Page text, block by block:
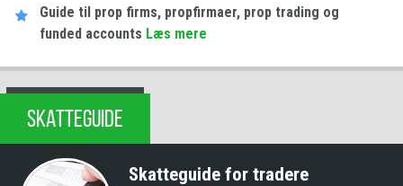
Guide til prop firms, propfirmaer, prop trading og
funded accounts Læs mere
SKATTEGUIDE
Skatteguide for tradere